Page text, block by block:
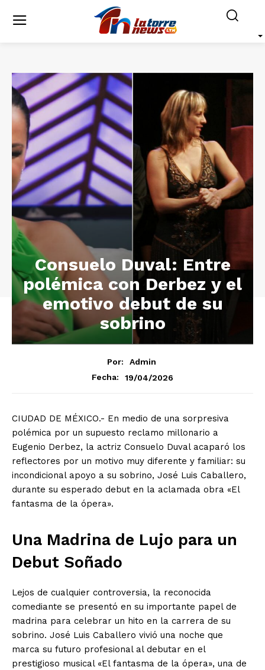
Consuelo Duval: Entre
polémica con Derbez y el
emotivo debut de su
sobrino
Por:
Admin
Fecha:
19/04/2026
CIUDAD DE MÉXICO.- En medio de una sorpresiva
polémica por un supuesto reclamo millonario a
Eugenio Derbez, la actriz Consuelo Duval acaparó los
reflectores por un motivo muy diferente y familiar: su
incondicional apoyo a su sobrino, José Luis Caballero,
durante su esperado debut en la aclamada obra «El
fantasma de la ópera».
Una Madrina de Lujo para un
Debut Soñado
Lejos de cualquier controversia, la reconocida
comediante se presentó en su importante papel de
madrina para celebrar un hito en la carrera de su
sobrino. José Luis Caballero vivió una noche que
marca su futuro profesional al debutar en el
prestigioso musical «El fantasma de la ópera», una de